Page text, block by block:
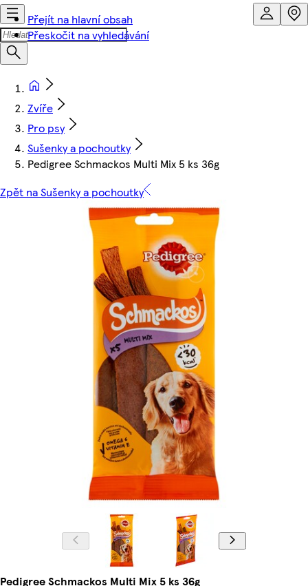
Přejít na hlavní obsah
Přeskočit na vyhledávání
Zvíře
Pro psy
Sušenky a pochoutky
Pedigree Schmackos Multi Mix 5 ks 36g
Zpět na Sušenky a pochoutky
Pedigree Schmackos Multi Mix 5 ks 36g